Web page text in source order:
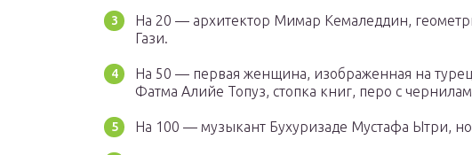
На 20 — архитектор Мимар Кемаледдин,
Гази.
На 50 — первая женщина, изображенная на
Фатма Алийе Топуз, стопка книг, перо с
На 100 — музыкант Бухуризаде Мустафа Ытри,